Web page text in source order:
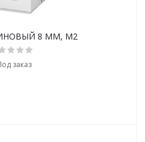
8 ММ, М2
заказ